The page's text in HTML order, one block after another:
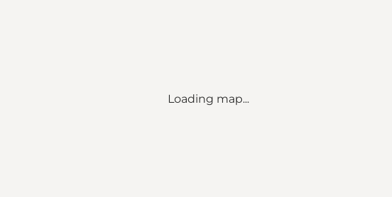
Loading map...